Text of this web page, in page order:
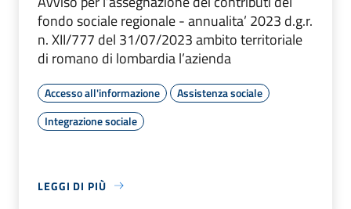
fondo sociale regionale - annualita’ 2023 d.g.r.
n. XII/777 del 31/07/2023 ambito territoriale
di romano di lombardia l’azienda
Accesso all'informazione
Assistenza sociale
Integrazione sociale
LEGGI DI PIÙ